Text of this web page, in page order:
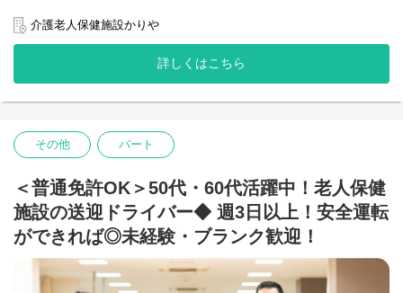
【具体的なお仕事】
・利用者様の新規受け入れ
・相談業務全般
介護老人保健施設かりや
詳しくはこちら
その他 パート
＜普通免許OK＞50代・60代活躍中！老人保健
施設の送迎ドライバー◆ 週3日以上！安全運転
ができれば◎未経験・ブランク歓迎！